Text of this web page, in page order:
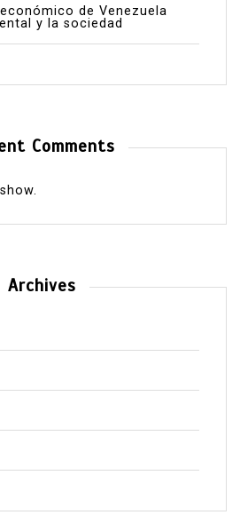
de Venezuela
y la sociedad
Comments
Archives